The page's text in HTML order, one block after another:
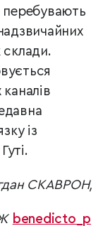
перебувають
склади.
із
СКАВРОН,
benedicto_p